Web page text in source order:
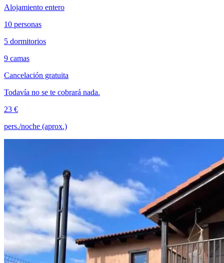
Alojamiento entero
10 personas
5 dormitorios
9 camas
Cancelación gratuita
Todavía no se te cobrará nada.
23 €
pers./noche (aprox.)